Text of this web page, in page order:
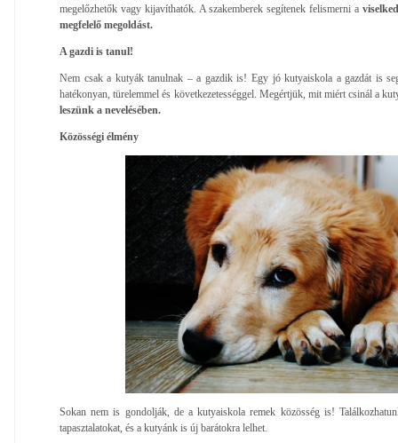
megelőzhetők vagy kijavíthatók. A szakemberek segítenek felismerni a
megfelelő megoldást.
A gazdi is tanul!
Nem csak a kutyák tanulnak – a gazdik is! Egy jó kutyaiskola a gazdát is
hatékonyan, türelemmel és következetességgel. Megértjük, mit miért csinál a
leszünk a nevelésében.
Közösségi élmény
Sokan nem is gondolják, de a kutyaiskola remek közösség is!
tapasztalatokat, és a kutyánk is új barátokra lelhet.